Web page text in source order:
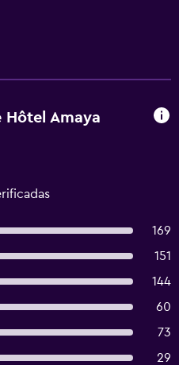
Hôtel Amaya
169
151
144
60
73
29